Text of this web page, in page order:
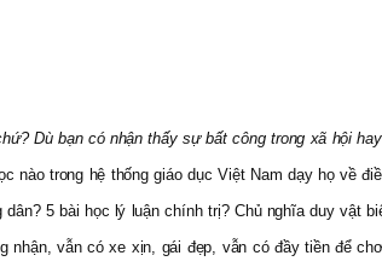
Dù bạn có nhận thấy sự bất công trong xã hội
trong hệ thống giáo dục Việt Nam dạy họ về
dân? 5 bài học lý luận chính trị? Chủ nghĩa duy
vẫn có xe xịn, gái đẹp, vẫn có đầy tiền để